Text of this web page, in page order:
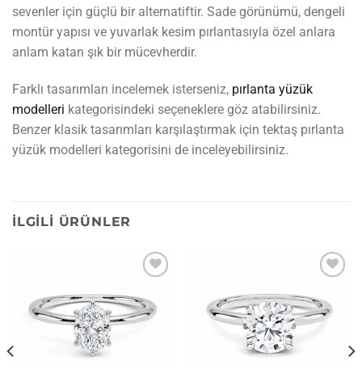
sevenler için güçlü bir alternatiftir. Sade görünümü, dengeli
montür yapısı ve yuvarlak kesim pırlantasıyla özel anlara
anlam katan şık bir mücevherdir.
Farklı tasarımları incelemek isterseniz, pırlanta yüzük
modelleri kategorisindeki seçeneklere göz atabilirsiniz.
Benzer klasik tasarımları karşılaştırmak için tektaş pırlanta
yüzük modelleri kategorisini de inceleyebilirsiniz.
İLGILI ÜRÜNLER
İstek
İstek
listesine